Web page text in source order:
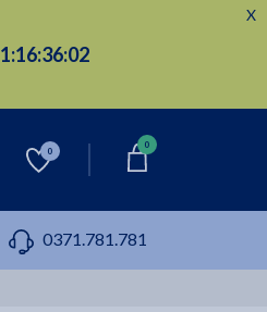
1:16:36:01
X
0
0
0371.781.781